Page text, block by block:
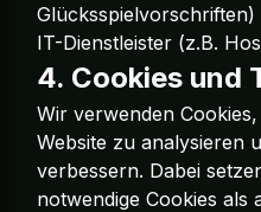
Glücksspielvorschriften)
IT-Dienstleister (z.B.
4. Cookies und
Wir verwenden
Website zu analysieren
verbessern. Dabei
notwendige Cookies als